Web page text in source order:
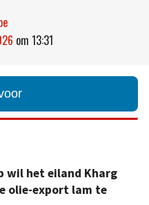
om 13:31
wil het eiland Kharg
olie-export lam te